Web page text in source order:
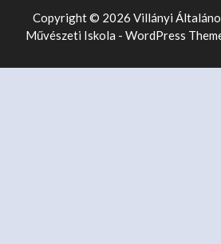
Copyright © 2026 Villányi
Művészeti Iskola - WordPress